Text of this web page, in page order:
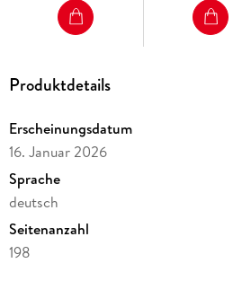
Produktdetails
Erscheinungsdatum
16. Januar 2026
Sprache
deutsch
Seitenanzahl
198